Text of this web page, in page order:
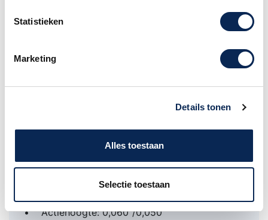
Statistieken
Marketing
Details tonen
Alles toestaan
Selectie toestaan
• Kleur zijstippen: Wit
• Hals-/kopafwerking: Truetone Satin
• Brug: Verstelbare gecompenseerde
• Snaarafstand: 1 5/8"
• Tuners: Kwaliteitstuners met tandwielen /
• Snaren: D'Addario XT Phosphor Bronze 1140
• Actiehoogte: 0,060"/0,050"